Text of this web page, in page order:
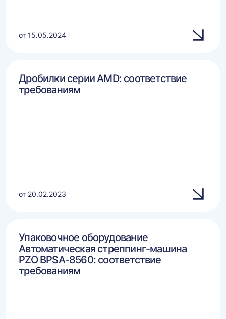
от 15.05.2024
Дробилки серии AMD: соответствие
требованиям
от 20.02.2023
Упаковочное оборудование
Автоматическая стреппинг-машина
PZO BPSA-8560: соответствие
требованиям